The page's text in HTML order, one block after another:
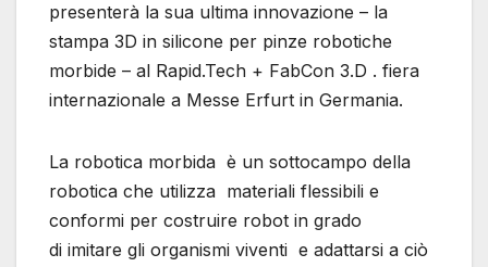
presenterà la sua ultima innovazione – la
stampa 3D in silicone per pinze robotiche
morbide – al Rapid.Tech + FabCon 3.D . fiera
internazionale a Messe Erfurt in Germania.
La robotica morbida è un sottocampo della
robotica che utilizza materiali flessibili e
conformi per costruire robot in grado
di imitare gli organismi viventi e adattarsi a ciò